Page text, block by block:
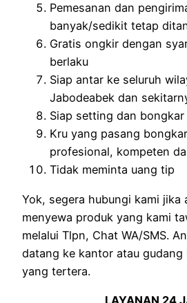
Pemesanan dan
banyak/sedikit tetap
Gratis ongkir dengan
berlaku
Siap antar ke seluruh
Jabodeabek dan
Siap setting dan
Kru yang pasang
profesional, kompeten
Tidak meminta uang tip
Yok, segera hubungi kami jika
menyewa produk yang kami
melalui Tlpn, Chat WA/SMS.
datang ke kantor atau gudang
yang tertera.
LAYANAN 24